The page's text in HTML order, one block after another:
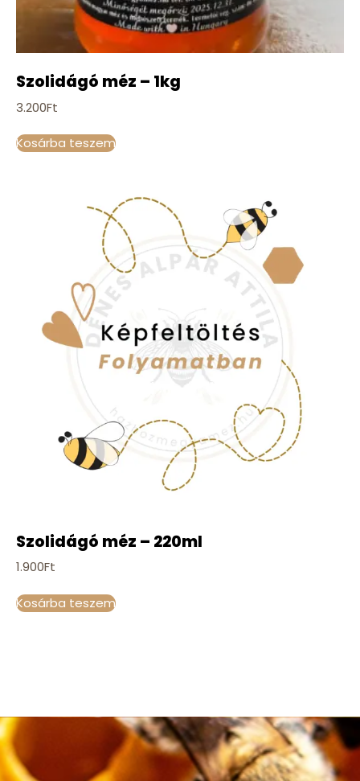
Szolidágó méz – 1kg
3.200Ft
Kosárba teszem
Szolidágó méz – 220ml
1.900Ft
Kosárba teszem